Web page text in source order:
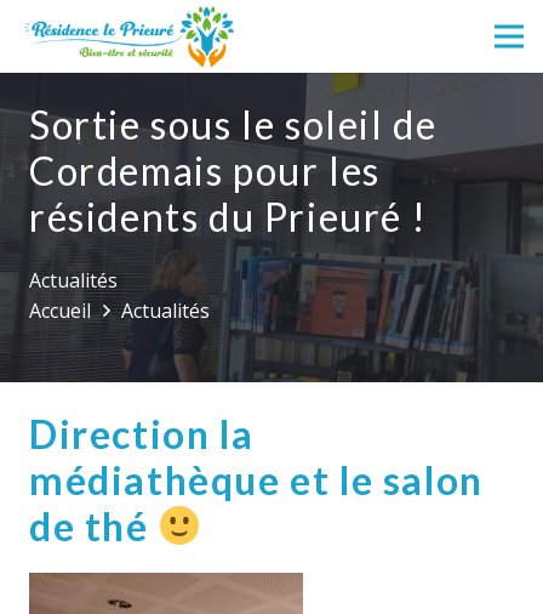
Sortie sous le soleil de
Cordemais pour les
résidents du Prieuré !
Actualités
Accueil
Actualités
Direction la
médiathèque et le salon
de thé